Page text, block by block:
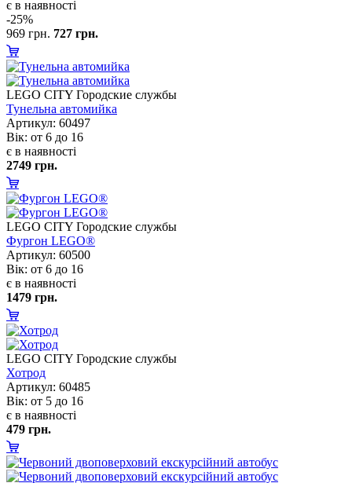
є в наявності
-25%
969 грн. 727 грн.
LEGO CITY Городские службы
Тунельна автомийка
Артикул: 60497
ік: от 6 до 16
є в наявності
2749 грн.
LEGO CITY Городские службы
Фургон LEGO®
Артикул: 60500
ік: от 6 до 16
є в наявності
1479 грн.
LEGO CITY Городские службы
Хотрод
Артикул: 60485
ік: от 5 до 16
є в наявності
479 грн.